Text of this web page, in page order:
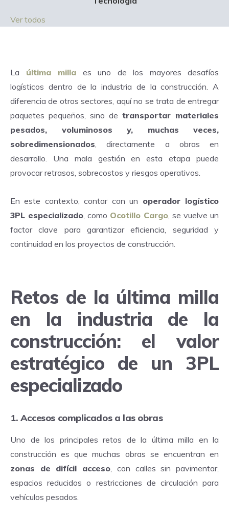
Ver todos
La última milla es uno de los mayores desafíos
logísticos dentro de la industria de la construcción. A
diferencia de otros sectores, aquí no se trata de entregar
paquetes pequeños, sino de transportar materiales
pesados, voluminosos y, muchas veces,
sobredimensionados, directamente a obras en
desarrollo. Una mala gestión en esta etapa puede
provocar retrasos, sobrecostos y riesgos operativos.
En este contexto, contar con un operador logístico
3PL especializado, como Ocotillo Cargo, se vuelve un
factor clave para garantizar eficiencia, seguridad y
continuidad en los proyectos de construcción.
Retos de la última milla
en la industria de la
construcción: el valor
estratégico de un 3PL
especializado
1. Accesos complicados a las obras
Uno de los principales retos de la última milla en la
construcción es que muchas obras se encuentran en
zonas de difícil acceso, con calles sin pavimentar,
espacios reducidos o restricciones de circulación para
vehículos pesados.